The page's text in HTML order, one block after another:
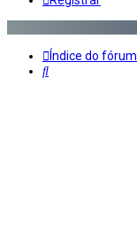
Índice do fórum
Pesquisar